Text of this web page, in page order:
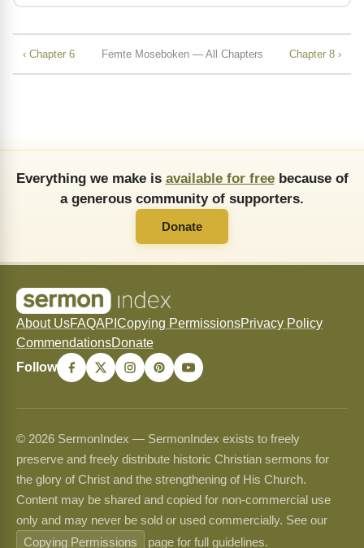
‹ Chapter 6 Femte Moseboken — All Chapters Chapter 8 ›
Everything we make is available for freebecause of
a generous community of supporters.
Donate
About UsFAQAPI Copying PermissionsPrivacy Policy
CommendationsDonate
Follow
© 2026 SermonIndex — SermonIndex exists to freely
preserve and freely distribute historic Christian sermons for
the glory of Christ and the strengthening of His Church.
Content may be shared and copied for non-commercial use
only and may never be sold or used commercially. See our
Copying Permissions
page for full guidelines.